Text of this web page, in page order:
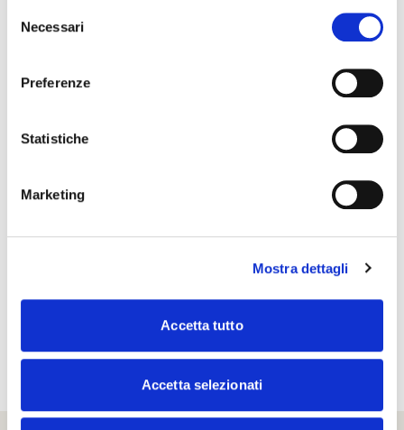
Leggi laCookie policy
delNecessari
Preferenze
Statistiche
Marketing
Mostra dettagli
Accetta tutto
Accetta selezionati